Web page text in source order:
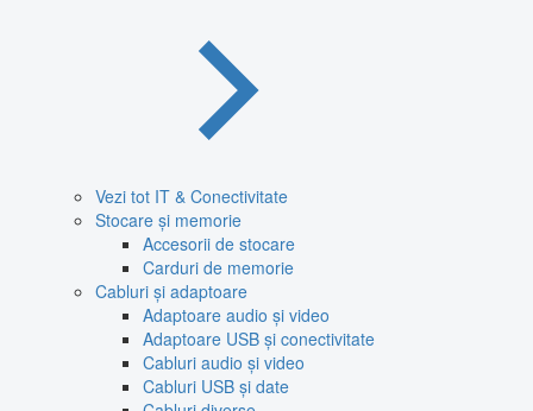
Vezi tot IT & Conectivitate
Stocare și memorie
Accesorii de stocare
Carduri de memorie
Cabluri și adaptoare
Adaptoare audio și video
Adaptoare USB și conectivitate
Cabluri audio și video
Cabluri USB și date